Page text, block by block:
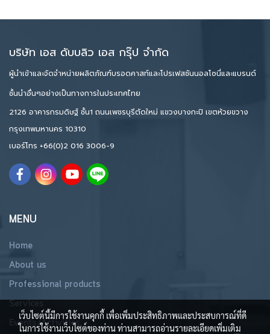
บริษัท เอส ดับบลิว เอส กรุ๊ป จำกัด
ผู้นำเข้าและจัดจำหน่ายผลิตภัณฑ์บรอดคาสท์และโปรเฟสชันนอลโซนี่และแบรนด์
ชั้นนำอื่นๆอย่างเป็นทางการในประเทศไทย
2126 อาคารกรมดิษฐ์ ชั้น1 ถนนเพชรบุรีตัดใหม่ แขวงบางกะปิ เขตห้วยขวาง
กรุงเทพมหานคร 10310
เบอร์โทร +66(0)2 016 3006-9
MENU
Home
About us
Professional products
Services
Events/Activities
เว็บไซต์นี้มีการใช้งานคุกกี้ เพื่อเพิ่มประสิทธิภาพและประสบการณ์ที่ดี
ในการใช้งานเว็บไซต์ของท่าน ท่านสามารถอ่านรายละเอียดเพิ่มเติม